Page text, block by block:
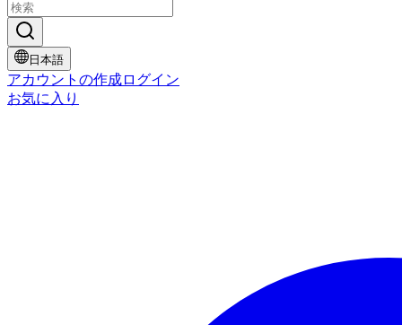
日本語
アカウントの作成ログイン
お気に入り